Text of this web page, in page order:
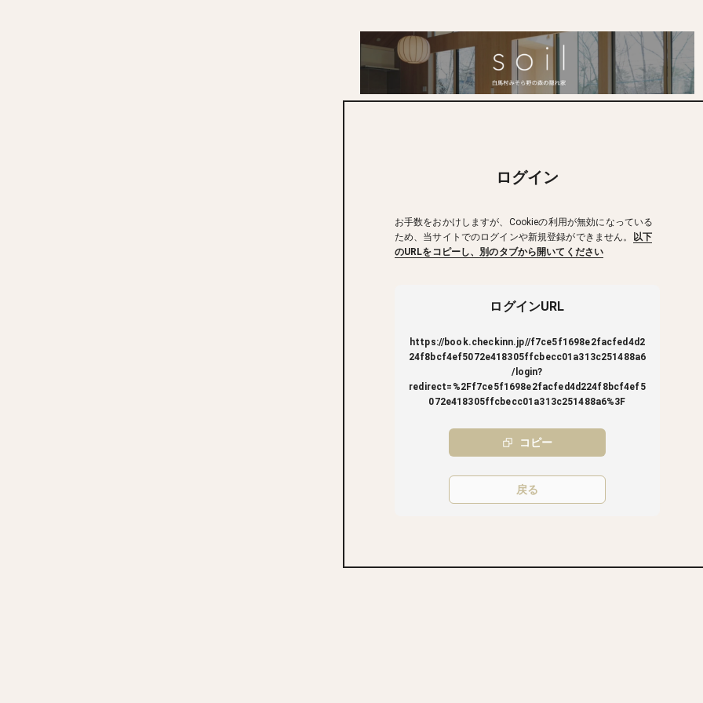
ログイン
お手数をおかけしますが、Cookieの利用が無効になっている
ため、当サイトでのログインや新規登録ができません。
以下
のURLをコピーし、別のタブから開いてください
ログインURL
https://book.checkinn.jp//f7ce5f1698e2facfed4d2
24f8bcf4ef5072e418305ffcbecc01a313c251488a6
/login?
redirect=%2Ff7ce5f1698e2facfed4d224f8bcf4ef5
072e418305ffcbecc01a313c251488a6%3F
コピー
戻る